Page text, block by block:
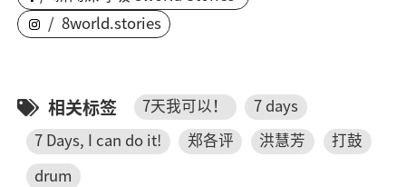
/ 8world.stories
相关标签 7天我可以！
7 days
7 Days, I can do it!
郑各评 洪慧芳
打鼓
drum